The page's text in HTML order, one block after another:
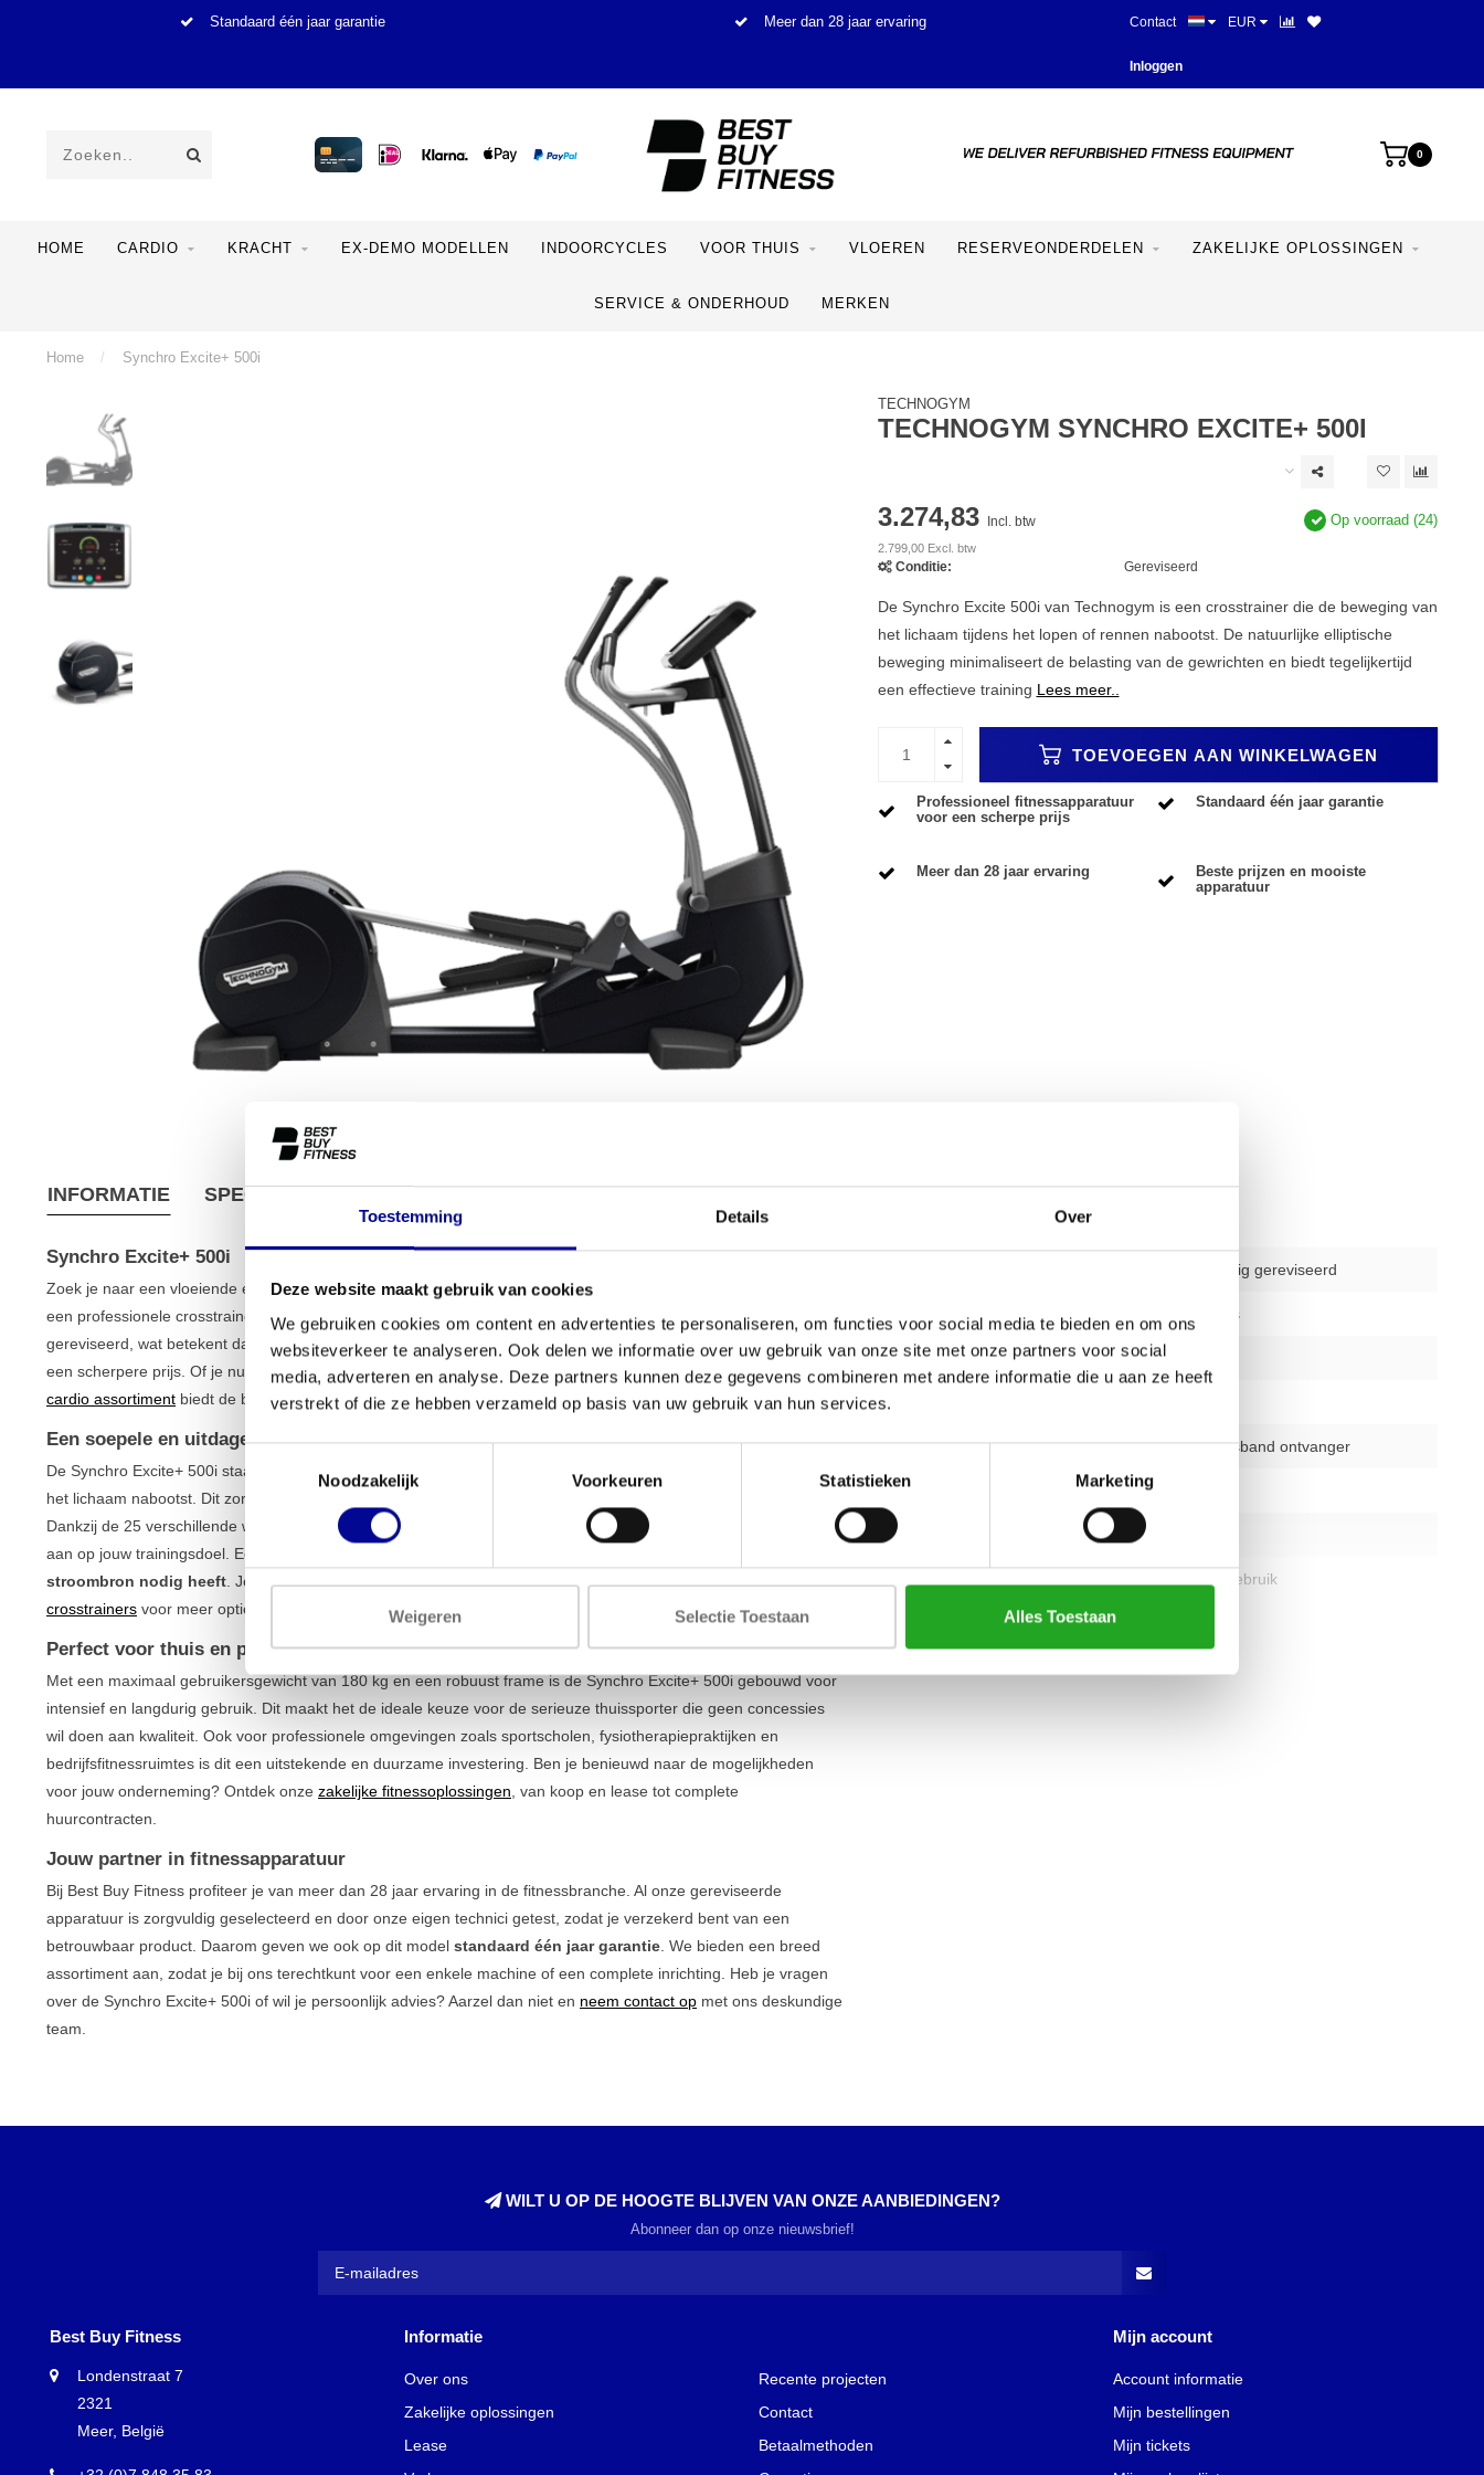
Toestemming Details Over
Deze website maakt gebruik van cookies
We gebruiken cookies om content en advertenties te personaliseren, om functies voor social media te bieden en om ons
websiteverkeer te analyseren. Ook delen we informatie over uw gebruik van onze site met onze partners voor social
media, adverteren en analyse. Deze partners kunnen deze gegevens combineren met andere informatie die u aan ze heeft
verstrekt of die ze hebben verzameld op basis van uw gebruik van hun services.
Noodzakelijk
Voorkeuren Statistieken Marketing
Weigeren Selectie Toestaan Alles Toestaan
Standaard één jaar garantie Meer dan 28 jaar ervaring Beste prijzen en mooiste
Contact EUR
Inloggen
0
HOME CARDIO KRACHT EX-DEMO MODELLEN INDOORCYCLES VOOR THUIS VLOEREN RESERVEONDERDELEN ZAKELIJKE OPLOSSINGEN
SERVICE & ONDERHOUD MERKEN
Home / Synchro Excite+ 500i
TECHNOGYM
TECHNOGYM SYNCHRO EXCITE+ 500I
3.274,83 Incl. btw
2.799,00 Excl. btw
Op voorraad (24)
Conditie: Gereviseerd
De Synchro Excite 500i van Technogym is een crosstrainer die de beweging van
het lichaam tijdens het lopen of rennen nabootst. De natuurlijke elliptische
beweging minimaliseert de belasting van de gewrichten en biedt tegelijkertijd
een effectieve training Lees meer..
TOEVOEGEN AAN WINKELWAGEN
Professioneel fitnessapparatuur
voor een scherpe prijs
Standaard één jaar garantie
Meer dan 28 jaar ervaring
Beste prijzen en mooiste
apparatuur
INFORMATIE SPECIFICATIES VERZENDVOORWAARDEN
Synchro Excite+ 500i
Zoek je naar een vloeiende en natuurlijke trainingservaring die je gewrichten ontziet? De
een professionele crosstrainer die is ontworpen voor een effectieve full-body workout. Dit model is volledig
gereviseerd, wat betekent dat je kunt rekenen op de hoogstaande kwaliteit vanTechnogym fitnessapparatuurvoor
een scherpere prijs. Of je nu thuis een trainingsruimte inricht of je sportschool wilt uitbreiden, dit apparaat uit ons
cardio assortiment biedt de betrouwbaarheid die je nodig hebt.
Een soepele en uitdagende training
De Synchro Excite+ 500i staat bekend om zijn soepele, elliptische beweging die de natuurlijke loopbeweging van
het lichaam nabootst. Dit zorgt voor een comfortabele training met minimale impact op je knieën en enkels.
Dankzij de 25 verschillende weerstandsniveaus en 11 ingebouwde programma's pas je de intensiteit eenvoudig
aan op jouw trainingsdoel. Een groot voordeel is dat het apparaat
stroombron nodig heeft . Je kunt hem dus overal plaatsen waar je maar wilt. Bekijk ook ons complete aanbod
crosstrainers voor meer opties.
Perfect voor thuis en professioneel gebruik
Met een maximaal gebruikersgewicht van 180 kg en een robuust frame is de Synchro Excite+ 500i gebouwd voor
intensief en langdurig gebruik. Dit maakt het de ideale keuze voor de serieuze thuissporter die geen concessies
wil doen aan kwaliteit. Ook voor professionele omgevingen zoals sportscholen, fysiotherapiepraktijken en
bedrijfsfitnessruimtes is dit een uitstekende en duurzame investering. Ben je benieuwd naar de mogelijkheden
voor jouw onderneming? Ontdek onze zakelijke fitnessoplossingen , van koop en lease tot complete
huurcontracten.
Jouw partner in fitnessapparatuur
Bij Best Buy Fitness profiteer je van meer dan 28 jaar ervaring in de fitnessbranche. Al onze gereviseerde
apparatuur is zorgvuldig geselecteerd en door onze eigen technici getest, zodat je verzekerd bent van een
betrouwbaar product. Daarom geven we ook op dit model standaard één jaar garantie . We bieden een breed
assortiment aan, zodat je bij ons terechtkunt voor een enkele machine of een complete inrichting. Heb je vragen
over de Synchro Excite+ 500i of wil je persoonlijk advies? Aarzel dan niet en neem contact op met ons deskundige
team.
gebruikt - volledig gereviseerd
Aantal programma's 11 programma's
Aantal trainingsniveaus 1 - 25
Hartslagfunctie Alleen met bortsband ontvanger
Instelling weerstand Elektronisch
Display LED
Professioneel gebruik
WILT U OP DE HOOGTE BLIJVEN VAN ONZE AANBIEDINGEN?
Abonneer dan op onze nieuwsbrief!
Best Buy Fitness
Londenstraat 7
2321
Meer, België
Informatie
Over ons
Zakelijke oplossingen
Lease
Recente projecten
Contact
Betaalmethoden
Mijn account
Account informatie
Mijn bestellingen
Mijn tickets